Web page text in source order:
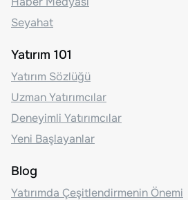
Seyahat
Yatırım 101
Yatırım Sözlüğü
Uzman Yatırımcılar
Deneyimli Yatırımcılar
Yeni Başlayanlar
Blog
Yatırımda Çeşitlendirmenin Önemi